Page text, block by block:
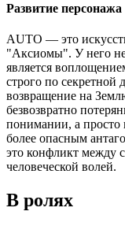
Развитие персонажа
AUTO — это
"Аксиомы". У него
является
строго по
возвращение на
безвозвратно
понимании, а просто
более опасным
это конфликт между
человеческой волей.
В ролях